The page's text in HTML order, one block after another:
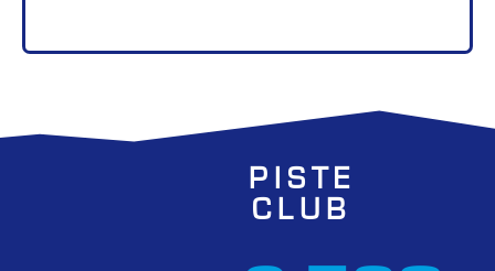
PISTE
CLUB